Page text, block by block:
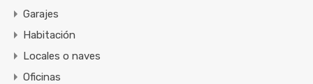
Garajes
Habitación
Locales o naves
Oficinas